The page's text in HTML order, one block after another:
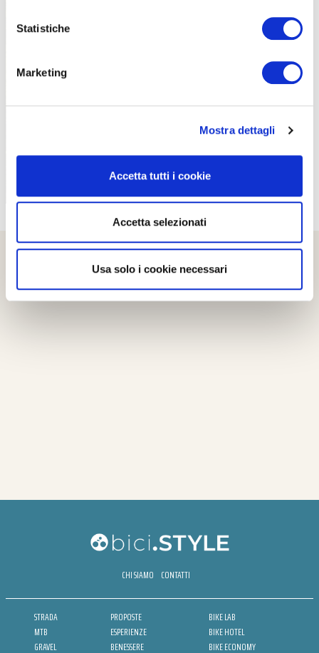
Statistiche
Marketing
Mostra dettagli
Accetta tutti i cookie
Accetta selezionati
Usa solo i cookie necessari
CHI SIAMO CONTATTI
STRADA
MTB
GRAVEL
PROPOSTE
ESPERIENZE
BENESSERE
BIKE LAB
BIKE HOTEL
BIKE ECONOMY